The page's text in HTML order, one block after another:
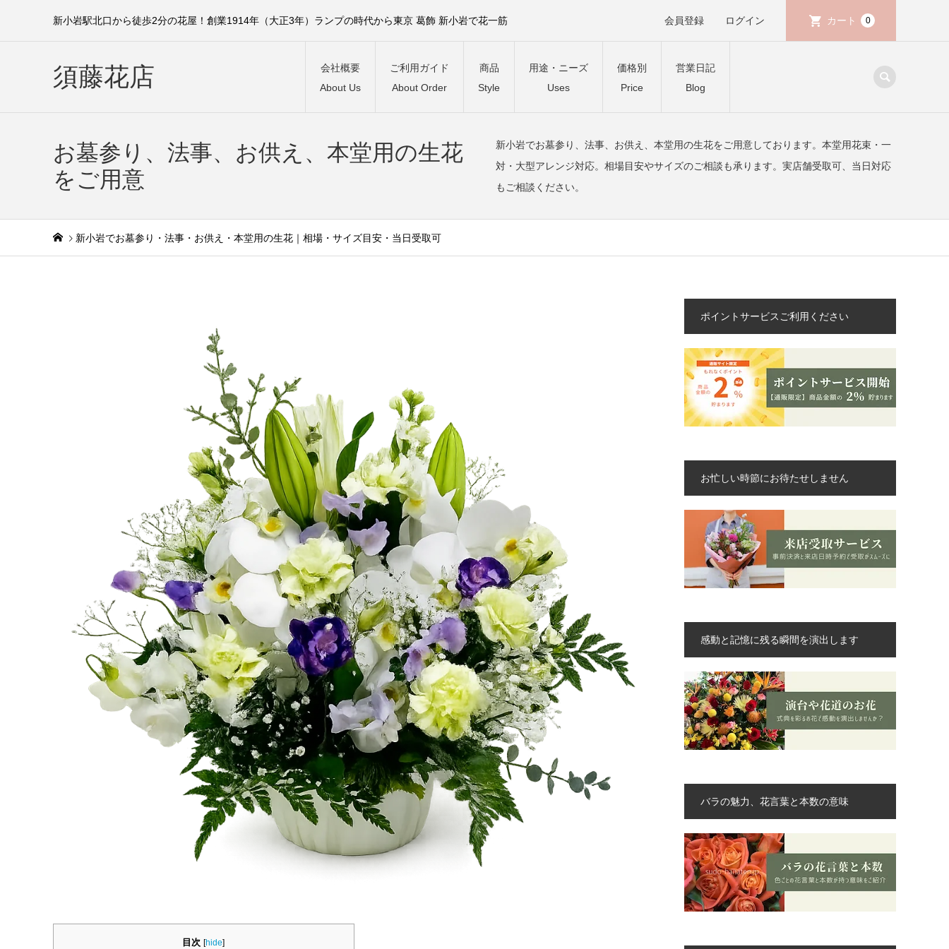
新小岩駅北口から徒歩2分の花屋！創業1914年（大正3年）ランプの時代から東京 葛飾 新小岩で花一筋 会員登録 ログイン カート 0
須藤花店
会社概要
About Us
ご利用ガイド
About Order
商品
Style
用途・ニーズ
Uses
価格別
Price
営業日記
Blog
お墓参り、法事、お供え、本堂用の生花
をご用意
新小岩でお墓参り、法事、お供え、本堂用の生花をご用意しております。本堂用花束・一
対・大型アレンジ対応。相場目安やサイズのご相談も承ります。実店舗受取可、当日対応
もご相談ください。
新小岩でお墓参り・法事・お供え・本堂用の生花｜相場・サイズ目安・当日受取可
目次 [hide]
ポイントサービスご利用ください
お忙しい時節にお待たせしません
感動と記憶に残る瞬間を演出します
バラの魅力、花言葉と本数の意味